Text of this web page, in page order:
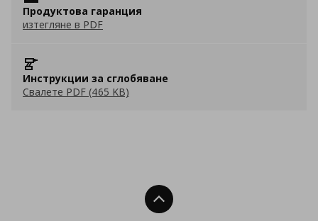
Продуктова гаранция
изтегляне в PDF
Инструкции за сглобяване
Свалете PDF (465 KB)
Нагоре